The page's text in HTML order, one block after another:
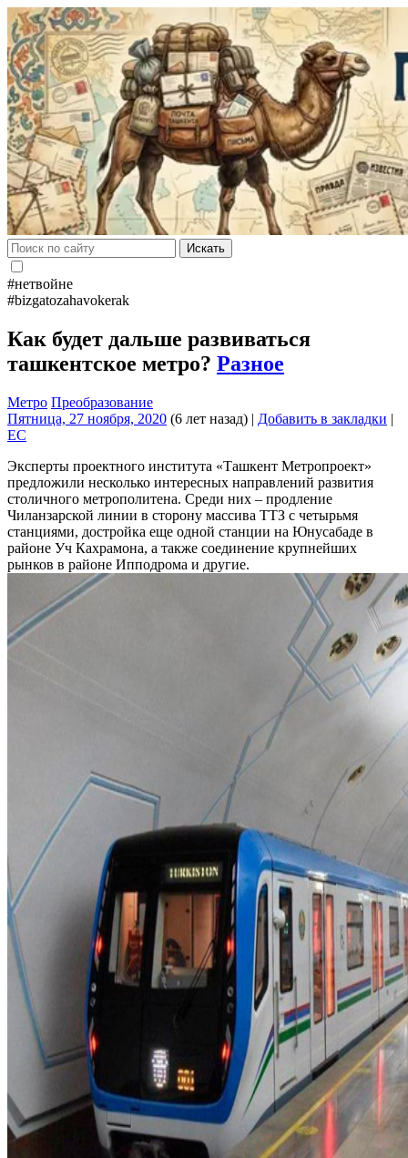
Искать
#нетвойне
#bizgatozahavokerak
Как будет дальше развиваться
ташкентское метро? Разное
Метро Преобразование
Пятница, 27 ноября, 2020 (6 лет назад) | Добавить в закладки |
EC
Эксперты проектного института «Ташкент Метропроект»
предложили несколько интересных направлений развития
столичного метрополитена. Среди них – продление
Чиланзарской линии в сторону массива ТТЗ с четырьмя
станциями, достройка еще одной станции на Юнусабаде в
районе Уч Кахрамона, а также соединение крупнейших
рынков в районе Ипподрома и другие.